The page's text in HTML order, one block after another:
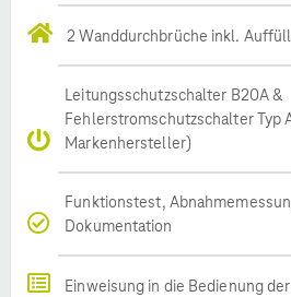
2 Wanddurchbrüche inkl.
Leitungsschutzschalter B20A &
Fehlerstromschutzschalter Typ
Markenhersteller)
Funktionstest,
Dokumentation
Einweisung in die Bedienung